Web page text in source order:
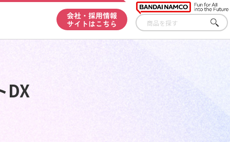
会社・採用情報
サイトはこちら
さが
す
DX